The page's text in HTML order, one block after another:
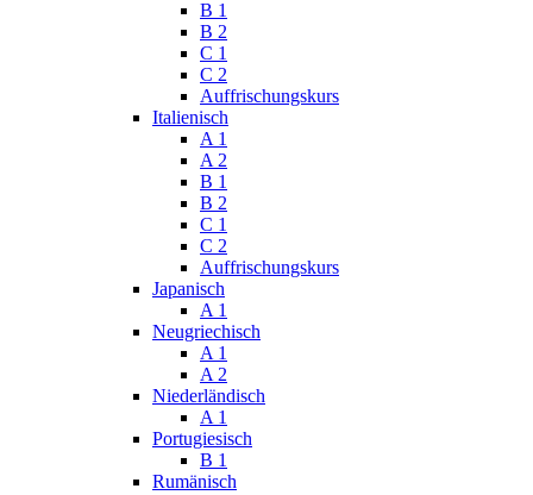
B 1
B 2
C 1
C 2
Auffrischungskurs
Italienisch
A 1
A 2
B 1
B 2
C 1
C 2
Auffrischungskurs
Japanisch
A 1
Neugriechisch
A 1
A 2
Niederländisch
A 1
Portugiesisch
B 1
Rumänisch